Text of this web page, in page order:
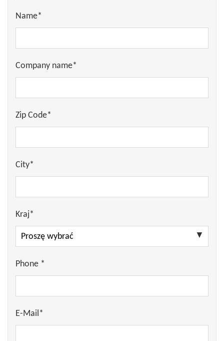
Name*
Company name*
Zip Code*
City*
Kraj*
Phone *
E-Mail*